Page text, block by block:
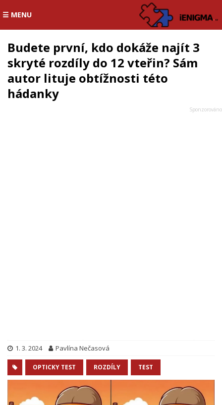
☰ MENU
Budete první, kdo dokáže najít 3
skryté rozdíly do 12 vteřin? Sám
autor lituje obtížnosti této
hádanky
1. 3. 2024 Pavlína Nečasová
OPTICKY TEST ROZDÍLY TEST